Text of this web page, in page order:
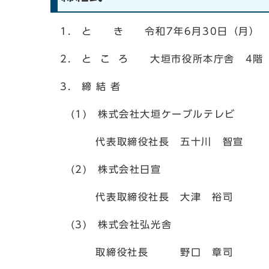
1. と き 令和7年6月30日（月）
2. と こ ろ 大垣市役所本庁舎 4階
3. 締 結 者
(1) 株式会社大垣ケーブルテレビ
代表取締役社長 五十川 智宣
(2) 株式会社日宣
代表取締役社長 大津 裕司
(3) 株式会社弘光舎
取締役社長 野口 章司